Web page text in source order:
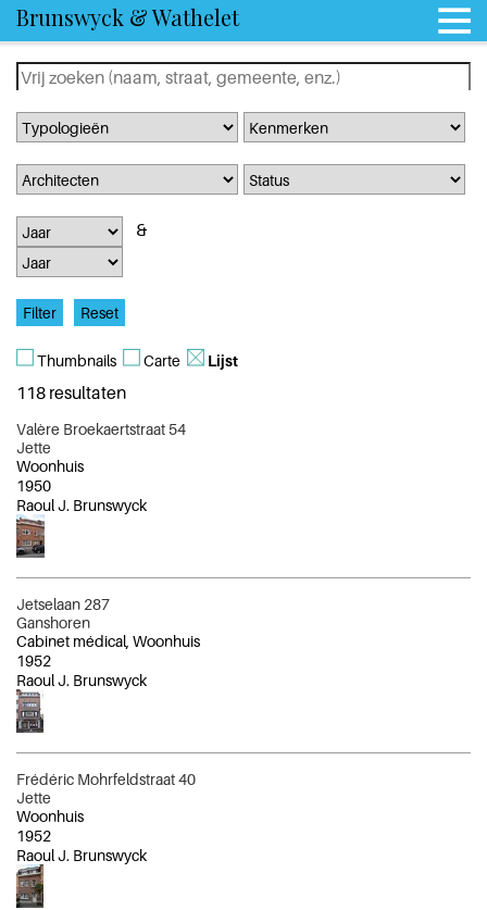
Brunswyck & Wathelet
Thumbnails Carte Lijst
118 resultaten
Valère Broekaertstraat 54
Jette
Woonhuis
1950
Raoul J. Brunswyck
Jetselaan 287
Ganshoren
Cabinet médical, Woonhuis
1952
Raoul J. Brunswyck
Frédéric Mohrfeldstraat 40
Jette
Woonhuis
1952
Raoul J. Brunswyck